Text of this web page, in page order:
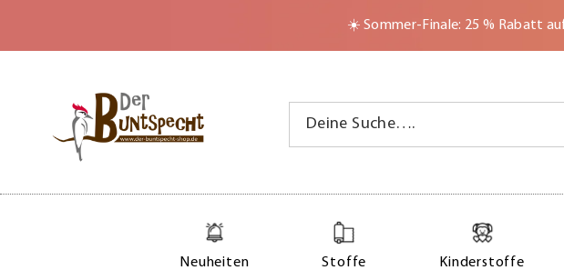
☀️ Sommer-Finale: 25 % Rabatt
Neuheiten Stoffe Kinderstoffe